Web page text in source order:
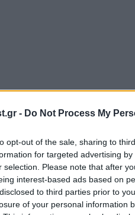
- Do Not Process My
opt-out of the sale, sharing to
for targeted advertising
selection. Please note that after
interest-based ads based on
to third parties prior to
of your personal information